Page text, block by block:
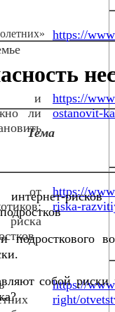
https://
и
ли
https://
ostanovit-
от
https://
riska-
https://
right/
Тема
интернет-
подросткового
собой риски